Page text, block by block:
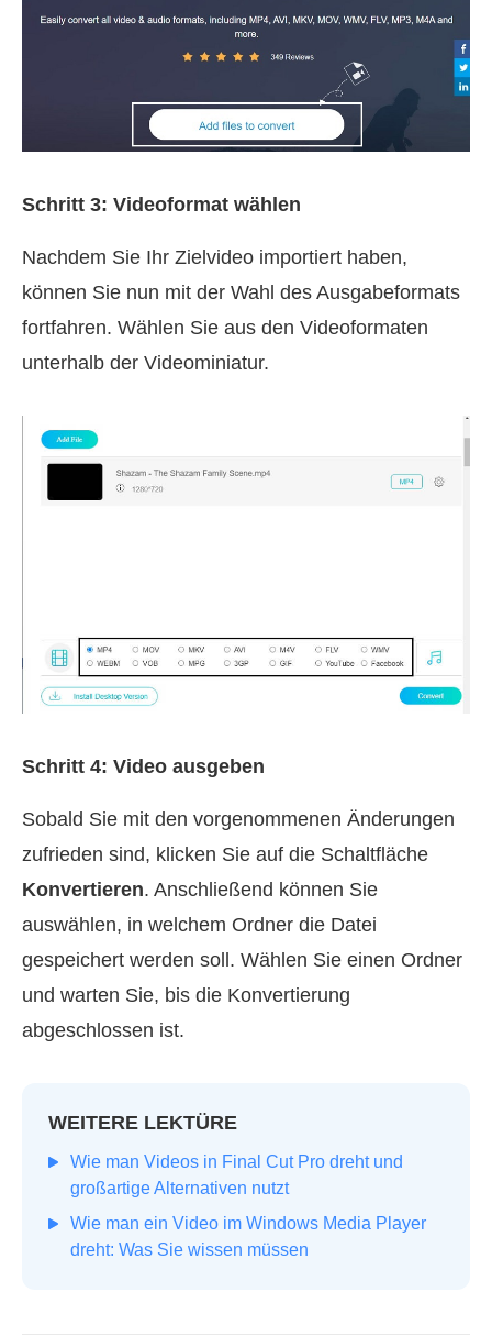
Schritt 3: Videoformat wählen
Nachdem Sie Ihr Zielvideo importiert haben,
können Sie nun mit der Wahl des Ausgabeformats
fortfahren. Wählen Sie aus den Videoformaten
unterhalb der Videominiatur.
Schritt 4: Video ausgeben
Sobald Sie mit den vorgenommenen Änderungen
zufrieden sind, klicken Sie auf die Schaltfläche
Konvertieren. Anschließend können Sie
auswählen, in welchem Ordner die Datei
gespeichert werden soll. Wählen Sie einen Ordner
und warten Sie, bis die Konvertierung
abgeschlossen ist.
WEITERE LEKTÜRE
Wie man Videos in Final Cut Pro dreht und
großartige Alternativen nutzt
Wie man ein Video im Windows Media Player
dreht: Was Sie wissen müssen